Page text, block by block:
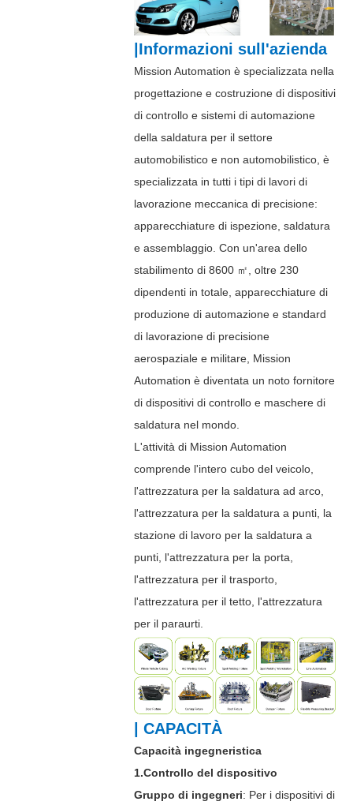
|Informazioni sull'azienda
Mission Automation è specializzata nella
progettazione e costruzione di dispositivi
di controllo e sistemi di automazione
della saldatura per il settore
automobilistico e non automobilistico, è
specializzata in tutti i tipi di lavori di
lavorazione meccanica di precisione:
apparecchiature di ispezione, saldatura
e assemblaggio. Con un'area dello
stabilimento di 8600 ㎡, oltre 230
dipendenti in totale, apparecchiature di
produzione di automazione e standard
di lavorazione di precisione
aerospaziale e militare, Mission
Automation è diventata un noto fornitore
di dispositivi di controllo e maschere di
saldatura nel mondo.
L'attività di Mission Automation
comprende l'intero cubo del veicolo,
l'attrezzatura per la saldatura ad arco,
l'attrezzatura per la saldatura a punti, la
stazione di lavoro per la saldatura a
punti, l'attrezzatura per la porta,
l'attrezzatura per il trasporto,
l'attrezzatura per il tetto, l'attrezzatura
per il paraurti.
| CAPACITÀ
Capacità ingegneristica
1.Controllo del dispositivo
Gruppo di ingegneri: Per i dispositivi di